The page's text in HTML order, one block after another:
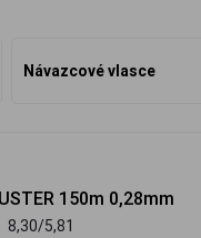
Návazcové vlasce
150m 0,28mm
NOSNOST (kg) 8,30/5,81